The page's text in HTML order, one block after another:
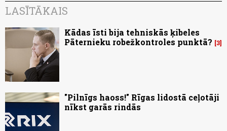
LASĪTĀKAIS
Kādas īsti bija tehniskās ķibeles
Pāternieku robežkontroles punktā? 3
"Pilnīgs haoss!" Rīgas lidostā ceļotāji
nīkst garās rindās